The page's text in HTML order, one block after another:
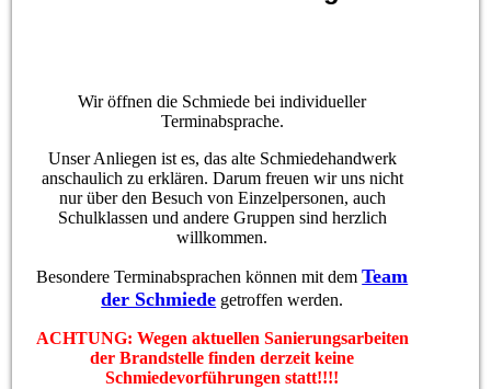
Wir öffnen die Schmiede bei individueller
Terminabsprache.
Unser Anliegen ist es, das alte Schmiedehandwerk
anschaulich zu erklären. Darum freuen wir uns nicht
nur über den Besuch von Einzelpersonen, auch
Schulklassen und andere Gruppen sind herzlich
willkommen.
Besondere Terminabsprachen können mit demTeam
der Schmiede getroffen werden.
ACHTUNG: Wegen aktuellen Sanierungsarbeiten
der Brandstelle finden derzeit keine
Schmiedevorführungen statt!!!!